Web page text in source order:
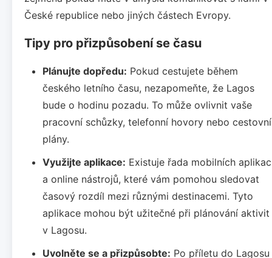
České republice nebo jiných částech Evropy.
Tipy pro přizpůsobení se času
Plánujte dopředu: Pokud cestujete během
českého letního času, nezapomeňte, že Lagos
bude o hodinu pozadu. To může ovlivnit vaše
pracovní schůzky, telefonní hovory nebo cestovní
plány.
Využijte aplikace: Existuje řada mobilních
a online nástrojů, které vám pomohou sledovat
časový rozdíl mezi různými destinacemi. Tyto
aplikace mohou být užitečné při plánování aktivit
v Lagosu.
Uvolněte se a přizpůsobte: Po příletu do Lagosu